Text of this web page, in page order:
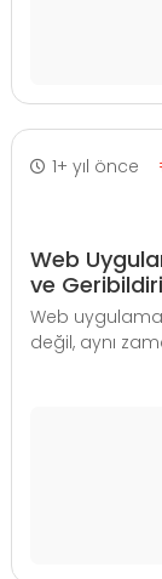
1+ yıl önce
Web
ve
Web
değil, aynı